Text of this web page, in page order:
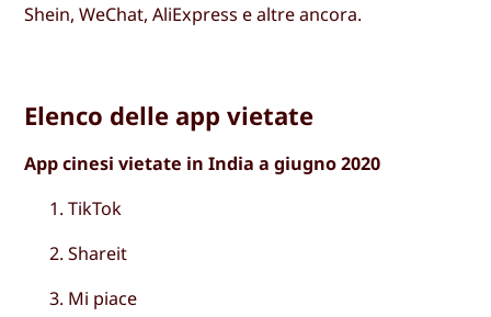
Shein, WeChat, AliExpress e altre ancora.
Elenco delle app vietate
App cinesi vietate in India a giugno 2020
TikTok
Shareit
Mi piace